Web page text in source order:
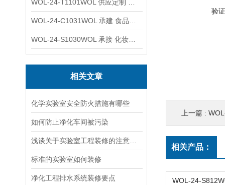
相关文章
化学实验室安全防火措施有哪些
如何防止净化车间被污染
标准的实验室如何装修
净化工程排水系统装修要点
验
上一篇 :
相关产品：